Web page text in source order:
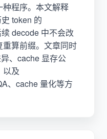
种程序。本文解释
token 的
decode 中不会改
算前缀。文章同时
、cache 显存公
以及
、cache 量化等方